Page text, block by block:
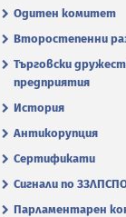
Одитен комитет
Второстепенни
Търговски
предприятия
История
Антикорупция
Сертификати
Сигнали по
Парламентарен